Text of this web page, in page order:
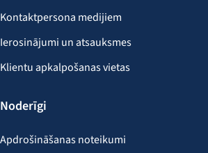
Kontaktpersona medijiem
Ierosinājumi un atsauksmes
Klientu apkalpošanas vietas
Noderīgi
Apdrošināšanas noteikumi